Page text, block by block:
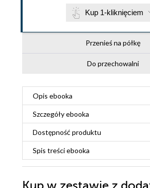
Kup 1-kliknięciem
Przenieś na półkę
Do przechowalni
Opis ebooka
Szczegółyebooka
Dostępność produktu
Spis treściebooka